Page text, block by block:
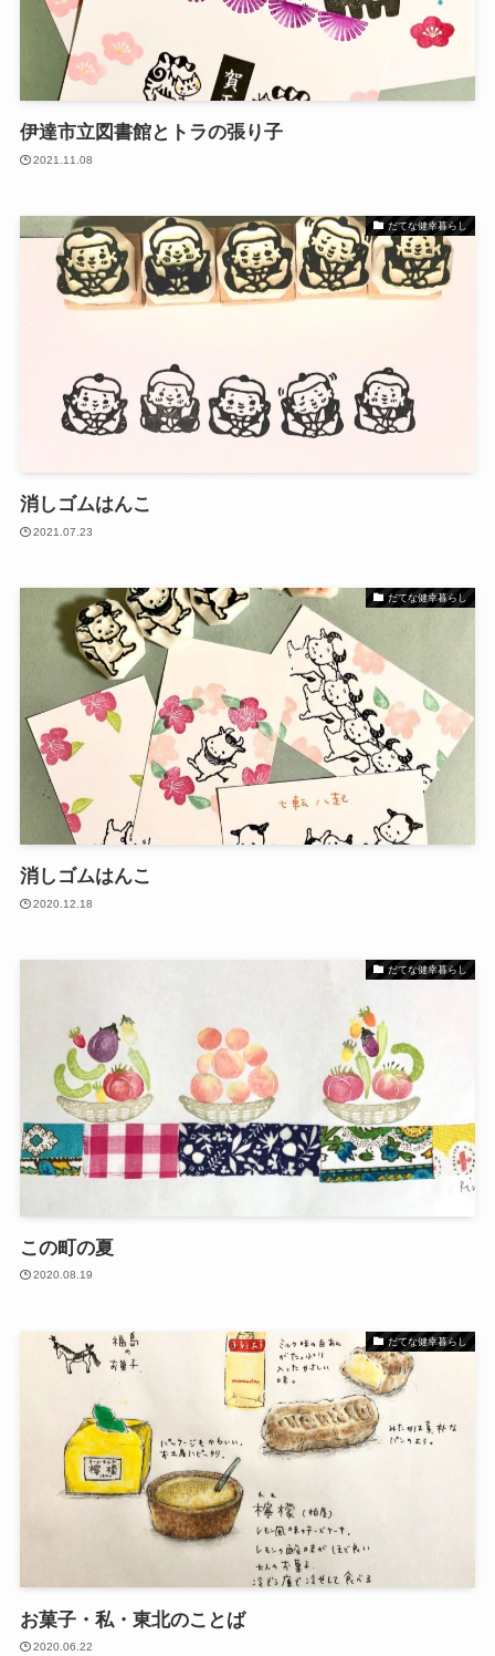
伊達市立図書館とトラの張り子
2021.11.08
だてな健幸暮らし
消しゴムはんこ
2021.07.23
だてな健幸暮らし
消しゴムはんこ
2020.12.18
だてな健幸暮らし
この町の夏
2020.08.19
だてな健幸暮らし
お菓子・私・東北のことば
2020.06.22